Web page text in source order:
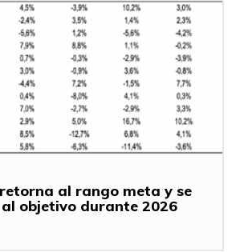
al rango meta y se
objetivo durante 2026